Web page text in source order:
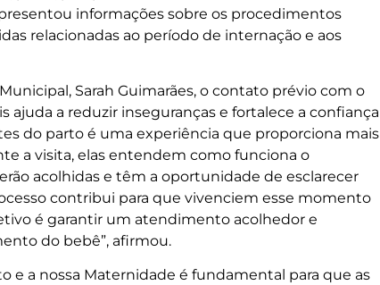
informações sobre os procedimentos
relacionadas ao período de internação e aos
Sarah Guimarães, o contato prévio com o
a reduzir inseguranças e fortalece a confiança
do parto é uma experiência que proporciona mais
a visita, elas entendem como funciona o
acolhidas e têm a oportunidade de esclarecer
contribui para que vivenciem esse momento
é garantir um atendimento acolhedor e
do bebê”, afirmou.
e a nossa Maternidade é fundamental para que as